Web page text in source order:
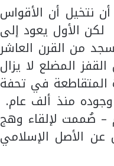
نتخيل أن الأقواس
الأول يعود إلى
من القرن العاشر
المضلع لا يزال
المتقاطعة في تحفة
منذ ألف عام.
– صُممت لإلقاء وهج
الأصل الإسلامي